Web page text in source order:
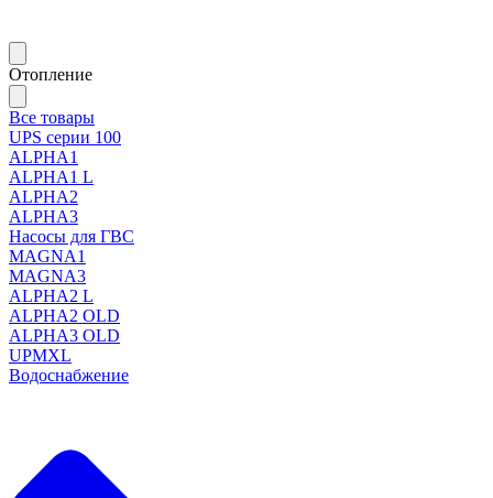
Отопление
Все товары
UPS серии 100
ALPHA1
ALPHA1 L
ALPHA2
ALPHA3
Насосы для ГВС
MAGNA1
MAGNA3
ALPHA2 L
ALPHA2 OLD
ALPHA3 OLD
UPMXL
Водоснабжение